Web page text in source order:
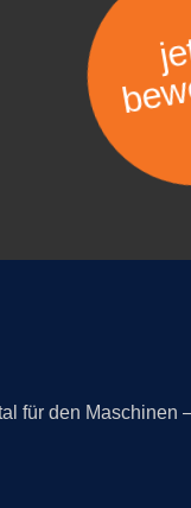
für den Maschinen